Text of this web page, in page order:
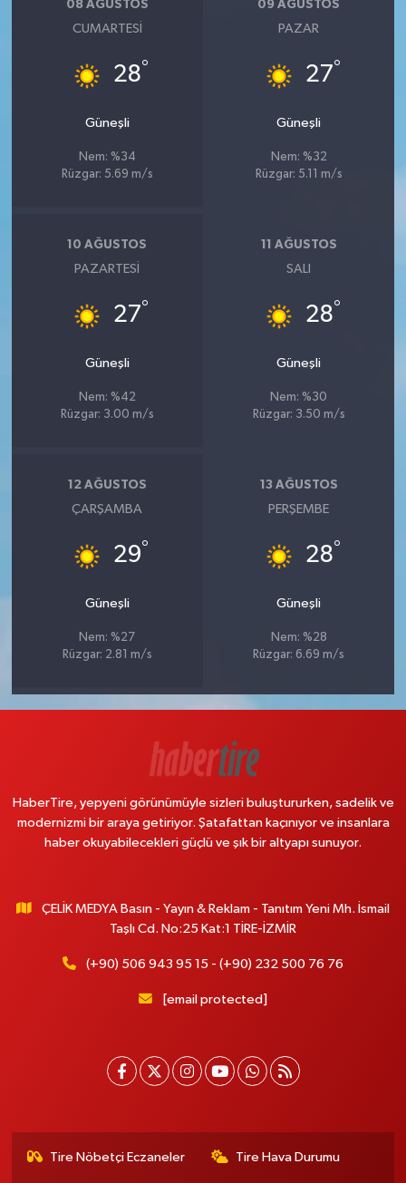
08 AĞUSTOS
CUMARTESI
28°
Güneşli
Nem: %34
Rüzgar: 5.69 m/s
09 AĞUSTOS
PAZAR
27°
Güneşli
Nem: %32
Rüzgar: 5.11 m/s
10 AĞUSTOS
PAZARTESI
27°
Güneşli
Nem: %42
Rüzgar: 3.00 m/s
11 AĞUSTOS
SALI
28°
Güneşli
Nem: %30
Rüzgar: 3.50 m/s
12 AĞUSTOS
ÇARŞAMBA
29°
Güneşli
Nem: %27
Rüzgar: 2.81 m/s
13 AĞUSTOS
PERŞEMBE
28°
Güneşli
Nem: %28
Rüzgar: 6.69 m/s
HaberTire, yepyeni görünümüyle sizleri buluştururken, sadelik ve
modernizmi bir araya getiriyor. Şatafattan kaçınıyor ve insanlara
haber okuyabilecekleri güçlü ve şık bir altyapı sunuyor.
ÇELİK MEDYA Basın - Yayın & Reklam - Tanıtım Yeni Mh. İsmail
Taşlı Cd. No:25 Kat:1 TİRE-İZMİR
(+90) 506 943 95 15 - (+90) 232 500 76 76
[email protected]
Tire Nöbetçi Eczaneler Tire Hava Durumu